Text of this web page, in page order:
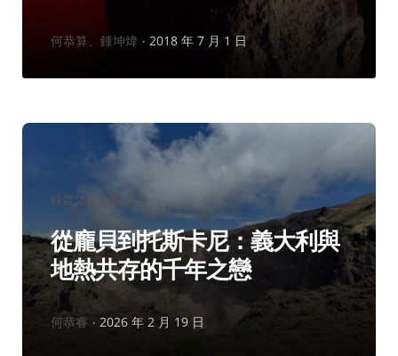
作
何恭算、鍾坤煒 2018 年 7 月 1 日
分
類：
科普文摘精選 岩礦
從龐貝到托斯卡尼：義大利與
地熱共存的千年之戀
作
何恭睿 2026 年 2 月 19 日